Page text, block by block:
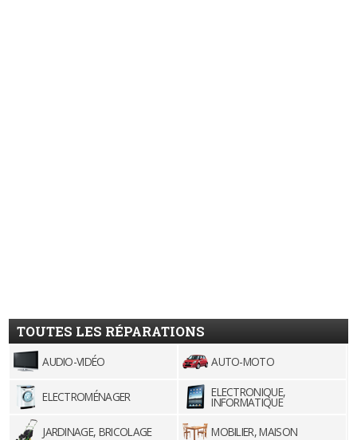
TOUTES LES RÉPARATIONS
AUDIO-VIDÉO AUTO-MOTO
ELECTROMÉNAGER ELECTRONIQUE,
INFORMATIQUE
JARDINAGE, BRICOLAGE
MOBILIER, MAISON